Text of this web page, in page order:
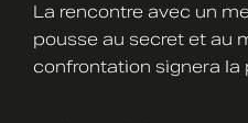
La rencontre avec un
pousse au secret et au
confrontation signera la